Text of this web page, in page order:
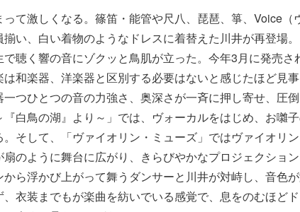
て激しくなる。篠笛・能管や尺八、琵琶、箏、Voice（
い、白い着物のようなドレスに着替えた川井が再登場。
聴く響の音にゾクッと鳥肌が立った。今年3月に発売さ
は和楽器、洋楽器と区別する必要はないと感じたほど見
つひとつの音の力強さ、奥深さが一斉に押し寄せ、圧
『白鳥の湖』より～」では、ヴォーカルをはじめ、お囃
そして、「ヴァイオリン・ミューズ」ではヴァイオリ
のように舞台に広がり、きらびやかなプロジェクショ
ら浮かび上がって舞うダンサーと川井が対峙し、音色
衣装までもが楽曲を紡いでいる感覚で、息をのむほど